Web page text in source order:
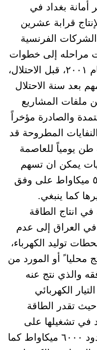
أمانة بغداد في
قرابة عشرين
الفرنسية
مراحله إلى خطوات
تنفيذية متقدمة، كان ذلك العام ٢٠٠١، قبل الاحتلال،
بعد سنة الاحتلال
من ملفات المشاريع
والصادرة مؤخراً
المطروحة قد
يومياً للعاصمة
يمكن ان تسهم
في انتاج ما قيمته قرابة ٥٠٠٠ ميكاواط على وفق
كما ينبغي.
انتاج الطاقة
في العراق إلى عدم
توليد الكهرباء،
محليا ً أو المورد من
والذي نتج عنه
الكهربائي
حيث تقدر الطاقة
في تشغيلها على
الغاز المستورد من ايران بحدود ٦٠٠٠ ميكاواط كما